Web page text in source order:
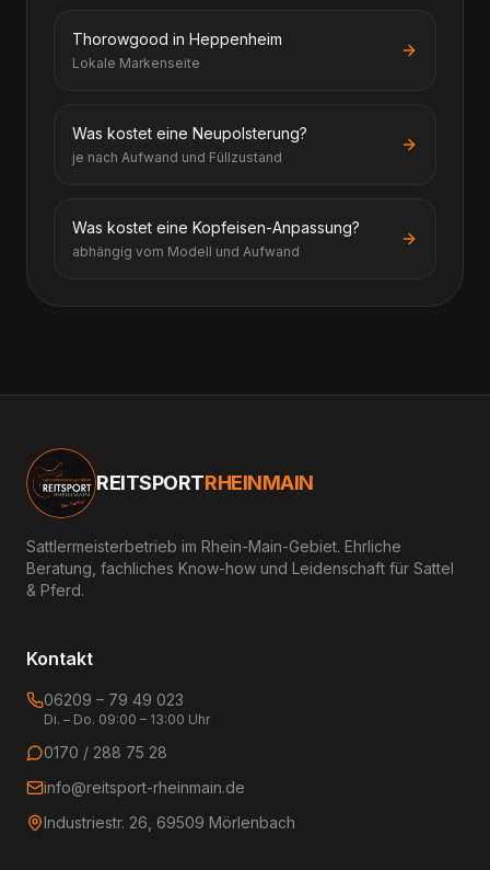
Thorowgood in Heppenheim
Lokale Markenseite
Was kostet eine Neupolsterung?
je nach Aufwand und Füllzustand
Was kostet eine Kopfeisen-Anpassung?
abhängig vom Modell und Aufwand
REITSPORTRHEINMAIN
Sattlermeisterbetrieb im Rhein-Main-Gebiet. Ehrliche
Beratung, fachliches Know-how und Leidenschaft für Sattel
& Pferd.
Kontakt
06209 – 79 49 023
Di. – Do. 09:00 – 13:00 Uhr
0170 / 288 75 28
info@reitsport-rheinmain.de
Industriestr. 26, 69509 Mörlenbach